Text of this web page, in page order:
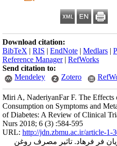
Download citation:
BibTeX | RIS | EndNote | Medlars |
Reference Manager| RefWorks
Send citation to:
Mendeley
Zotero
Miri A, NaderiyanFar F. The
Consumption on Symptoms and
of Diabetes: A Review of Clinical
Nurs 2018; 6 (3) :584-595
URL: http://jdn.zbmu.ac.ir/article-1-
فر فرهاد. تاثیر مصرف روغن